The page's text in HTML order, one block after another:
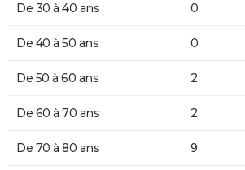
De 30 à 40 ans 0
De 40 à 50 ans 0
De 50 à 60 ans 2
De 60 à 70 ans 2
De 70 à 80 ans 9